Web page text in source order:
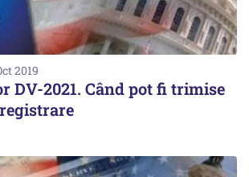
2019
DV-2021. Când pot fi trimise